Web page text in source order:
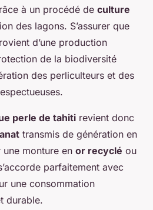
à un procédé de culture
des lagons. S’assurer que
d’une production
de la biodiversité
des perliculteurs et des
perle de tahiti revient donc
transmis de génération en
monture en or recyclé ou
parfaitement avec
une consommation
durable.